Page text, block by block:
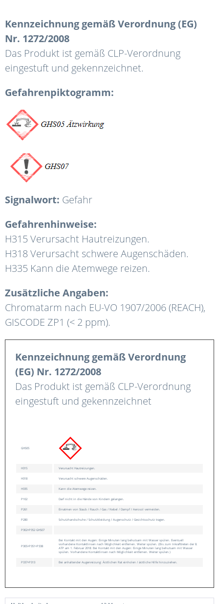
Kennzeichnung gemäß Verordnung (EG)
Nr. 1272/2008
Das Produkt ist gemäß CLP-Verordnung
eingestuft und gekennzeichnet.
Gefahrenpiktogramm:
Signalwort: Gefahr
Gefahrenhinweise:
H315 Verursacht Hautreizungen.
H318 Verursacht schwere Augenschäden.
H335 Kann die Atemwege reizen.
Zusätzliche Angaben:
Chromatarm nach EU-VO 1907/2006 (REACH),
GISCODE ZP1 (< 2 ppm).
Kennzeichnung gemäß Verordnung
(EG) Nr. 1272/2008
Das Produkt ist gemäß CLP-Verordnung
eingestuft und gekennzeichnet
GHS05
H315 Verursacht Hautreizungen.
H318 Verursacht schwere Augenschäden.
H335 Kann die Atemwege reizen.
P102 Darf nicht in die Hände von Kindern gelangen.
P261 Einatmen von Staub / Rauch / Gas / Nebel / Dampf / Aerosol vermeiden.
P280 Schutzhandschuhe / Schutzkleidung / Augenschutz / Gesichtsschutz tragen.
P302+P352 GHS07
P305+P351+P338
Bei Kontakt mit den Augen: Einige Minuten lang behutsam mit Wasser spülen. Eventuell
vorhandene Kontaktlinsen nach Möglichkeit entfernen. Weiter spülen. (Bis zum Inkrafttreten der 8.
ATP am 1. Februar 2018: Bei Kontakt mit den Augen: Einige Minuten lang behutsam mit Wasser
spülen. Vorhandene Kontaktlinsen nach Möglichkeit entfernen. Weiter spülen.)
P337+P313 Bei anhaltender Augenreizung: Ärztlichen Rat einholen / ärztliche Hilfe hinzuziehen.